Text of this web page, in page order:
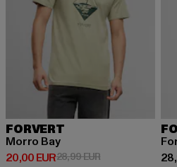
FORVERT
Morro Bay
20,00 EUR
Derzeitiger Preis: 20,00 EUR
28,99 EURAktionspreis: